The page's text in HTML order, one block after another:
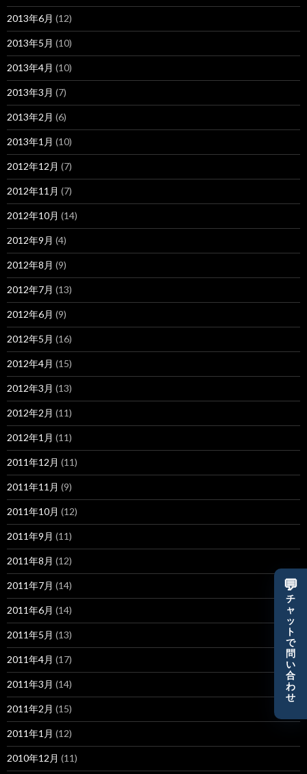
2013年6月 (12)
2013年5月 (10)
2013年4月 (10)
2013年3月 (7)
2013年2月 (6)
2013年1月 (10)
2012年12月 (7)
2012年11月 (7)
2012年10月 (14)
2012年9月 (4)
2012年8月 (9)
2012年7月 (13)
2012年6月 (9)
2012年5月 (16)
2012年4月 (15)
2012年3月 (13)
2012年2月 (11)
2012年1月 (11)
2011年12月 (11)
2011年11月 (9)
2011年10月 (12)
2011年9月 (11)
2011年8月 (12)
2011年7月 (14)
2011年6月 (14)
2011年5月 (13)
2011年4月 (17)
2011年3月 (14)
2011年2月 (15)
2011年1月 (12)
2010年12月 (11)
💬
チ
ャ
ッ
ト
で
問
い
合
わ
せ